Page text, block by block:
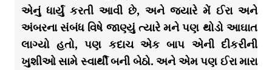
એનું ધાર્યું કરતી આવી છે, અને જ્યારે મેં ઈરા અને
અંબરના સંબંધ વિષે જાણ્યું ત્યારે મને પણ થોડો આઘાત
લાગ્યો હતો, પણ કદાચ એક બાપ એની દીકરીની
ખુશીઓ સામે સ્વાર્થી બની બેઠો. અને એમ પણ ઈરા મારા